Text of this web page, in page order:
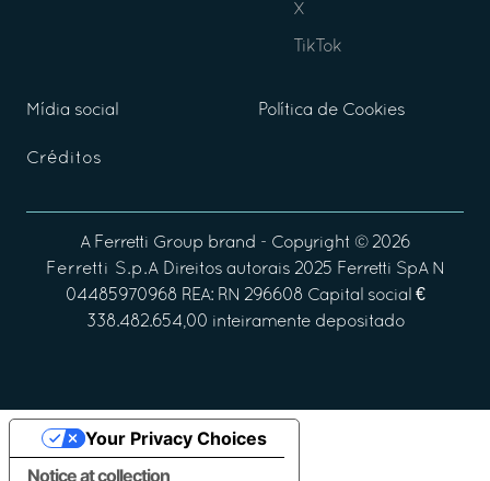
X
TikTok
Mídia social Política de Cookies
Créditos
A Ferretti Group brand - Copyright © 2026
Ferretti S.p.A Direitos autorais 2025 Ferretti SpA N
04485970968 REA: RN 296608 Capital social €
338.482.654,00 inteiramente depositado
Notice at collection
Your Privacy Choices